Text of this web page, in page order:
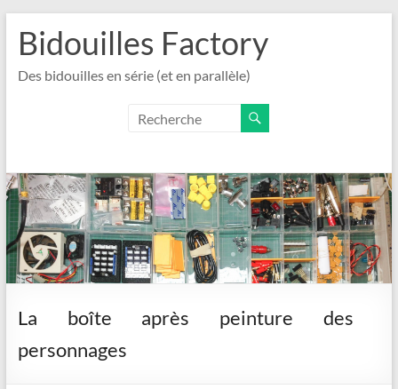
contenu
Bidouilles Factory
Des bidouilles en série (et en parallèle)
La boîte après peinture des
personnages